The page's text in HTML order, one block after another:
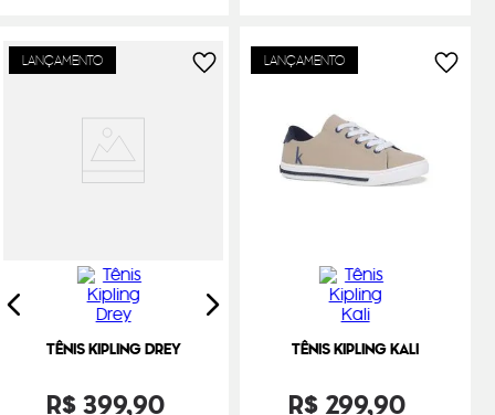
LANÇAMENTO
TÊNIS KIPLING DREY
R$399,90
LANÇAMENTO
TÊNIS KIPLING KALI
R$299,90